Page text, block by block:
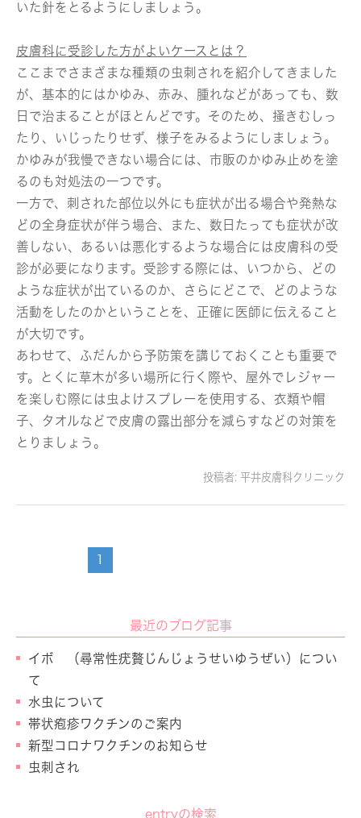
いた針をとるようにしましょう。
皮膚科に受診した方がよいケースとは？
ここまでさまざまな種類の虫刺されを紹介してきました
が、基本的にはかゆみ、赤み、腫れなどがあっても、数
日で治まることがほとんどです。そのため、掻きむしっ
たり、いじったりせず、様子をみるようにしましょう。
かゆみが我慢できない場合には、市販のかゆみ止めを塗
るのも対処法の一つです。
一方で、刺された部位以外にも症状が出る場合や発熱な
どの全身症状が伴う場合、また、数日たっても症状が改
善しない、あるいは悪化するような場合には皮膚科の受
診が必要になります。受診する際には、いつから、どの
ような症状が出ているのか、さらにどこで、どのような
活動をしたのかということを、正確に医師に伝えること
が大切です。
あわせて、ふだんから予防策を講じておくことも重要で
す。とくに草木が多い場所に行く際や、屋外でレジャー
を楽しむ際には虫よけスプレーを使用する、衣類や帽
子、タオルなどで皮膚の露出部分を減らすなどの対策を
とりましょう。
投稿者: 平井皮膚科クリニック
1
最近のブログ記事
イボ （尋常性疣贅じんじょうせいゆうぜい）につい
て
水虫について
帯状疱疹ワクチンのご案内
新型コロナワクチンのお知らせ
虫刺され
entryの検索